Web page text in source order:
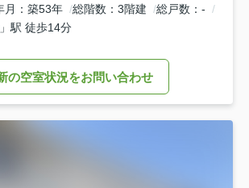
月 築53年 総階数 3階建 総戸数
-
」駅 徒歩14分
の空室状況をお問い合わせ